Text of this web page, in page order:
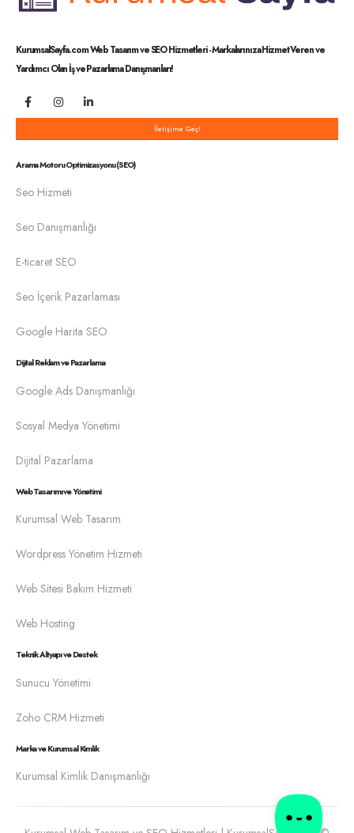
KurumsalSayfa.com Web Tasarım ve SEO Hizmetleri - Markalarınıza Hizmet Veren ve
Yardımcı Olan İş ve Pazarlama Danışmanları!
İletişime Geç!
Arama Motoru Optimizasyonu (SEO)
Seo Hizmeti
Seo Danışmanlığı
E-ticaret SEO
Seo İçerik Pazarlaması
Google Harita SEO
Dijital Reklam ve Pazarlama
Google Ads Danışmanlığı
Sosyal Medya Yönetimi
Dijital Pazarlama
Web Tasarımı ve Yönetimi
Kurumsal Web Tasarım
Wordpress Yönetim Hizmeti
Web Sitesi Bakım Hizmeti
Web Hosting
Teknik Altyapı ve Destek
Sunucu Yönetimi
Zoho CRM Hizmeti
Marka ve Kurumsal Kimlik
Kurumsal Kimlik Danışmanlığı